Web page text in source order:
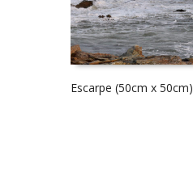
Escarpe (50cm x 50cm)